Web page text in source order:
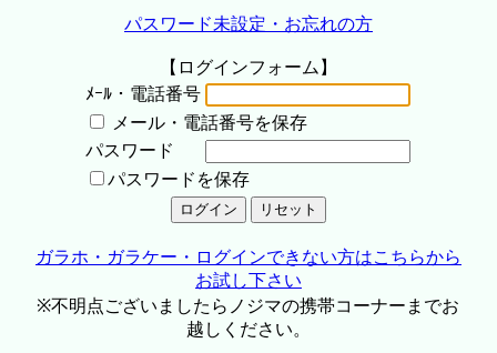
パスワード未設定・お忘れの方
【ログインフォーム】
ﾒｰﾙ・電話番号
メール・電話番号を保存
パスワード
パスワードを保存
ガラホ・ガラケー・ログインできない方はこちらから
お試し下さい
※不明点ございましたらノジマの携帯コーナーまでお
越しください。